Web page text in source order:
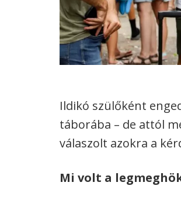
Ildikó szülőként
táborába – de attól
válaszolt azokra a
Mi volt a